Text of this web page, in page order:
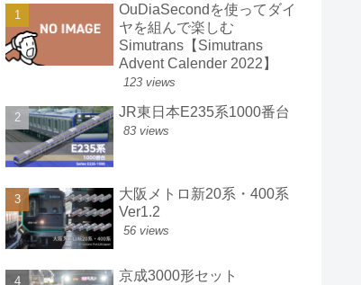
OuDiaSecondを使ってダイ
ヤを組んで楽しむ
Simutrans【Simutrans
Advent Calender 2022】
123 views
JR東日本E235系1000番台
83 views
大阪メトロ新20系・400系
Ver1.2
56 views
京成3000形セット